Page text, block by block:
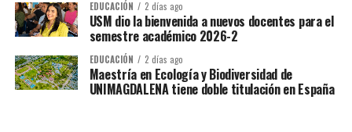
EDUCACIÓN 2 días ago
USM dio la bienvenida a nuevos docentes para el
semestre académico 2026-2
EDUCACIÓN 2 días ago
Maestría en Ecología y Biodiversidad de
UNIMAGDALENA tiene doble titulación en España